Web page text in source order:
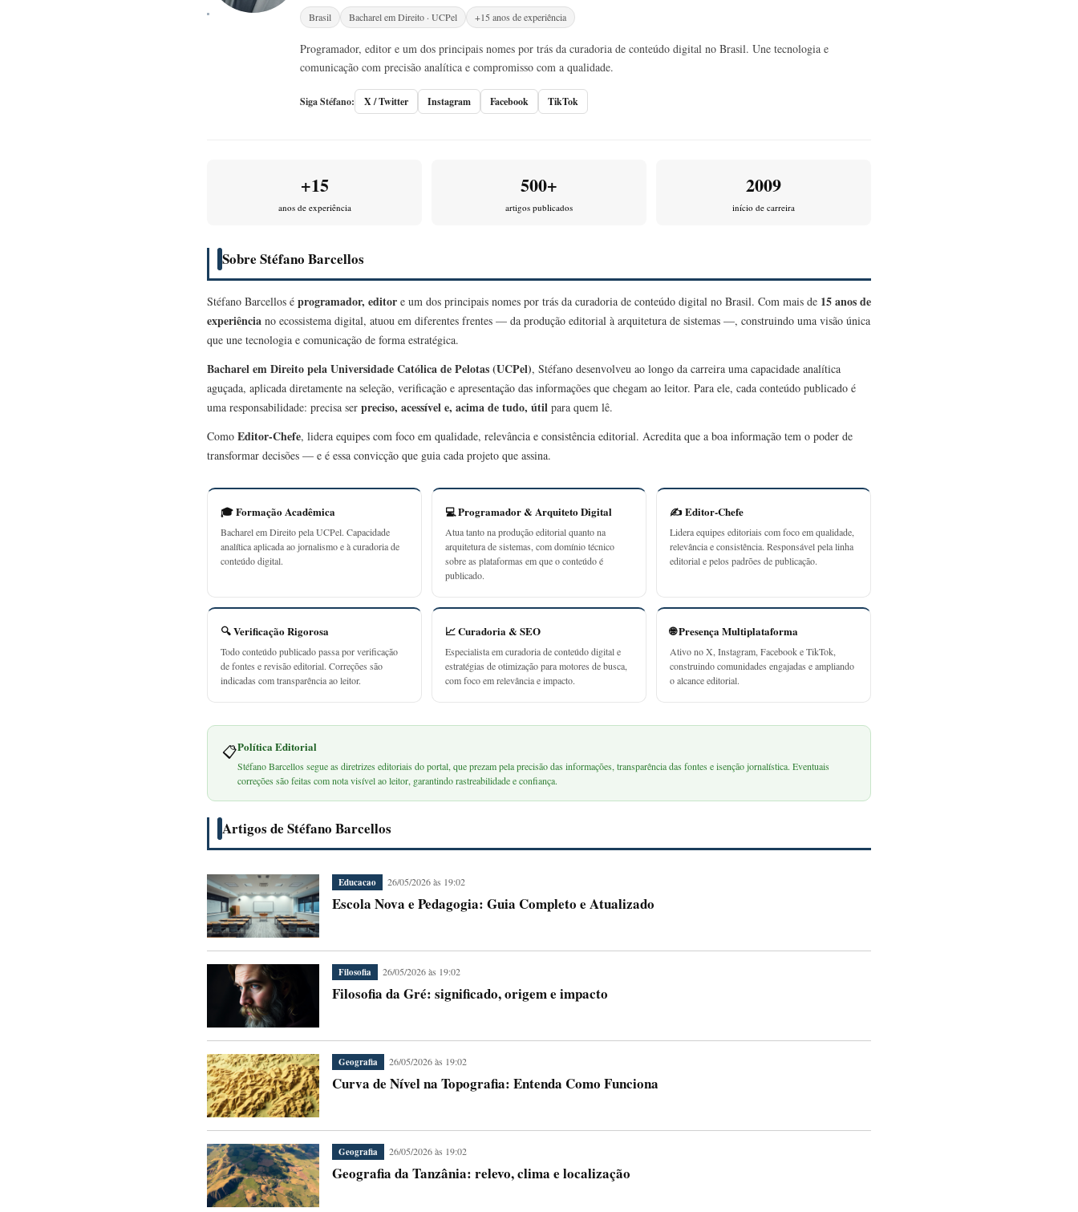
Brasil Bacharel em Direito · UCPel +15 anos de experiência
Programador, editor e um dos principais nomes por trás da curadoria de conteúdo digital no Brasil. Une tecnologia e
comunicação com precisão analítica e compromisso com a qualidade.
Siga Stéfano: X / Twitter Instagram Facebook TikTok
+15
anos de experiência
500+
artigos publicados
2009
início de carreira
Sobre Stéfano Barcellos
Stéfano Barcellos é programador, editor e um dos principais nomes por trás da curadoria de conteúdo digital no Brasil. Com mais de 15 anos de
experiência no ecossistema digital, atuou em diferentes frentes — da produção editorial à arquitetura de sistemas —, construindo uma visão única
que une tecnologia e comunicação de forma estratégica.
Bacharel em Direito pela Universidade Católica de Pelotas (UCPel), Stéfano desenvolveu ao longo da carreira uma capacidade analítica
aguçada, aplicada diretamente na seleção, verificação e apresentação das informações que chegam ao leitor. Para ele, cada conteúdo publicado é
uma responsabilidade: precisa ser preciso, acessível e, acima de tudo, útil para quem lê.
Como Editor-Chefe, lidera equipes com foco em qualidade, relevância e consistência editorial. Acredita que a boa informação tem o poder de
transformar decisões — e é essa convicção que guia cada projeto que assina.
🎓 Formação Acadêmica
Bacharel em Direito pela UCPel. Capacidade
analítica aplicada ao jornalismo e à curadoria de
conteúdo digital.
💻 Programador & Arquiteto Digital
Atua tanto na produção editorial quanto na
arquitetura de sistemas, com domínio técnico
sobre as plataformas em que o conteúdo é
publicado.
✍️ Editor-Chefe
Lidera equipes editoriais com foco em qualidade,
relevância e consistência. Responsável pela linha
editorial e pelos padrões de publicação.
🔍 Verificação Rigorosa
Todo conteúdo publicado passa por verificação
de fontes e revisão editorial. Correções são
indicadas com transparência ao leitor.
📈 Curadoria & SEO
Especialista em curadoria de conteúdo digital e
estratégias de otimização para motores de busca,
com foco em relevância e impacto.
🌐 Presença Multiplataforma
Ativo no X, Instagram, Facebook e TikTok,
construindo comunidades engajadas e ampliando
o alcance editorial.
📋Política Editorial
Stéfano Barcellos segue as diretrizes editoriais do portal, que prezam pela precisão das informações, transparência das fontes e isenção jornalística. Eventuais
correções são feitas com nota visível ao leitor, garantindo rastreabilidade e confiança.
Artigos de Stéfano Barcellos
Educacao 26/05/2026 às 19:02
Escola Nova e Pedagogia: Guia Completo e Atualizado
Filosofia 26/05/2026 às 19:02
Filosofia da Gré: significado, origem e impacto
Geografia 26/05/2026 às 19:02
Curva de Nível na Topografia: Entenda Como Funciona
Geografia 26/05/2026 às 19:02
Geografia da Tanzânia: relevo, clima e localização